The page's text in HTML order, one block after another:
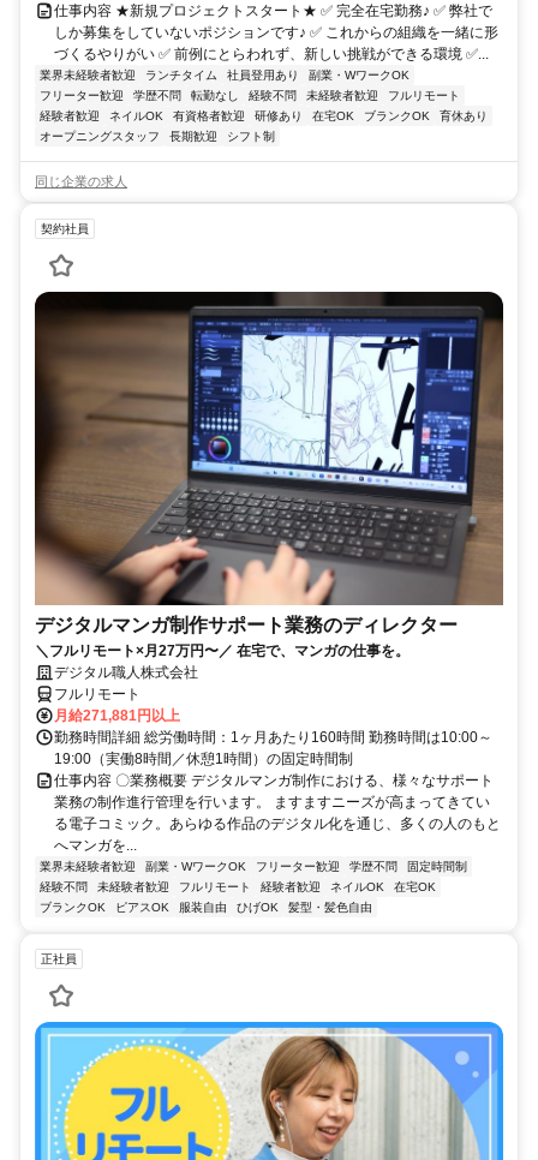
仕事内容 ★新規プロジェクトスタート★ ✅ 完全在宅勤務♪ ✅ 弊社で
しか募集をしていないポジションです♪ ✅ これからの組織を一緒に形
づくるやりがい ✅ 前例にとらわれず、新しい挑戦ができる環境 ✅...
業界未経験者歓迎 ランチタイム 社員登用あり
副業・WワークOK
フリーター歓迎
学歴不問 転勤なし 経験不問 未経験者歓迎
フルリモート
経験者歓迎
ネイルOK 有資格者歓迎 研修あり 在宅OK ブランクOK
育休あり
オープニングスタッフ
長期歓迎 シフト制
同じ企業の求人
契約社員
デジタルマンガ制作サポート業務のディレクター
＼フルリモート×月27万円〜／ 在宅で、マンガの仕事を。
デジタル職人株式会社
フルリモート
月給271,881円以上
勤務時間詳細 総労働時間：1ヶ月あたり160時間 勤務時間は10:00～
19:00（実働8時間／休憩1時間）の固定時間制
仕事内容 〇業務概要 デジタルマンガ制作における、様々なサポート
業務の制作進行管理を行います。 ますますニーズが高まってきてい
る電子コミック。あらゆる作品のデジタル化を通じ、多くの人のもと
へマンガを...
業界未経験者歓迎 副業・WワークOK フリーター歓迎 学歴不問
固定時間制
経験不問
未経験者歓迎 フルリモート 経験者歓迎 ネイルOK
在宅OK
ブランクOK
ピアスOK 服装自由 ひげOK 髪型・髪色自由
正社員